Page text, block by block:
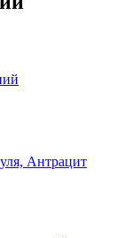
Антрацит